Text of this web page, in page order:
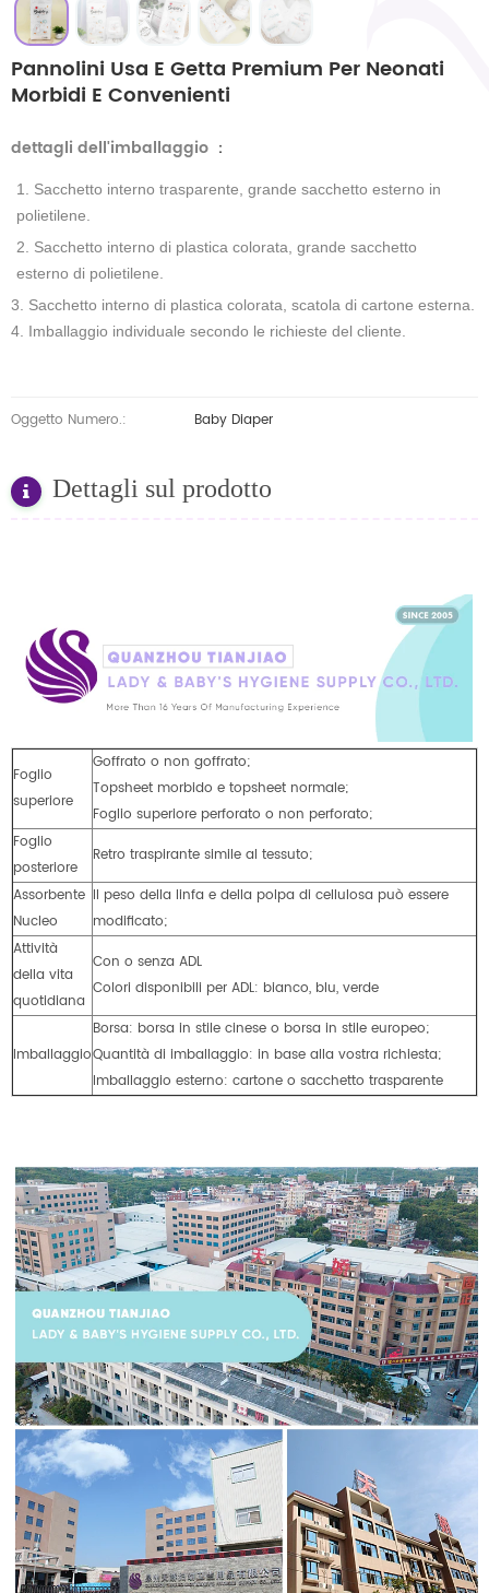
Pannolini Usa E Getta Premium Per Neonati
Morbidi E Convenienti
dettagli dell'imballaggio ：
1. Sacchetto interno trasparente, grande sacchetto esterno in
polietilene.
2. Sacchetto interno di plastica colorata, grande sacchetto
esterno di polietilene.
3. Sacchetto interno di plastica colorata, scatola di cartone esterna.
4. Imballaggio individuale secondo le richieste del cliente.
Oggetto Numero.: Baby Diaper
Dettagli sul prodotto
Foglio
superiore
Goffrato o non goffrato;
Topsheet morbido e topsheet normale;
Foglio superiore perforato o non perforato;
Foglio
posteriore
Retro traspirante simile al tessuto;
Assorbente
Nucleo
Il peso della linfa e della polpa di cellulosa può essere
modificato;
Attività
della vita
quotidiana
Con o senza ADL
Colori disponibili per ADL: bianco, blu, verde
Imballaggio
Borsa: borsa in stile cinese o borsa in stile europeo;
Quantità di imballaggio: in base alla vostra richiesta;
Imballaggio esterno: cartone o sacchetto trasparente